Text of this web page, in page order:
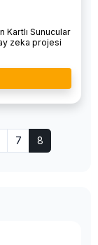
Kartlı Sunucular
zeka projesi
7 8